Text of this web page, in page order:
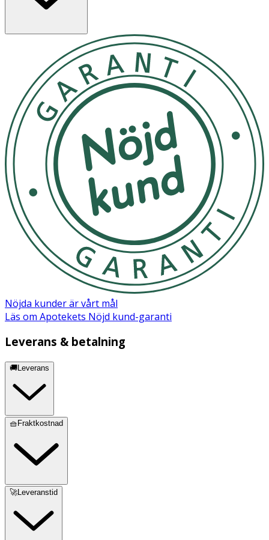
Nöjda kunder är vårt mål
Läs om Apotekets Nöjd kund-garanti
Leverans & betalning
🚚Leverans
🧺Fraktkostnad
🚀Leveranstid